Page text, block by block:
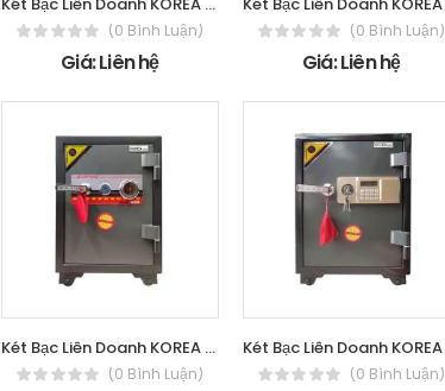
Két Bạc Liên Doanh KOREA 25 - Điện Tử
(0 Bình Luận)
Giá: Liên hệ
(0 Bình Luận)
Giá: Liên hệ
Két Bạc Liên Doanh KOREA 125 - Cơ
(0 Bình Luận) (0 Bình Luận)